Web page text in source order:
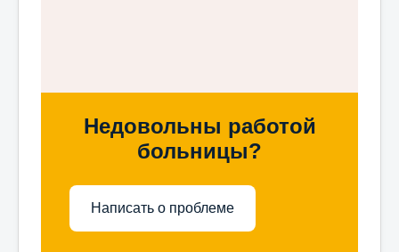
Недовольны работой
больницы?
Написать о проблеме